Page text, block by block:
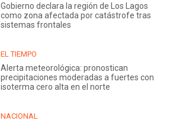
Gobierno declara la región de Los Lagos
como zona afectada por catástrofe tras
sistemas frontales
EL TIEMPO
Alerta meteorológica: pronostican
precipitaciones moderadas a fuertes con
isoterma cero alta en el norte
NACIONAL